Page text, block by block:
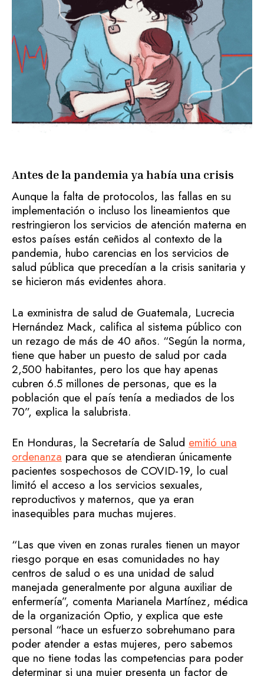
Antes de la pandemia ya había una crisis
Aunque la falta de protocolos, las fallas en su
implementación o incluso los lineamientos que
restringieron los servicios de atención materna en
estos países están ceñidos al contexto de la
pandemia, hubo carencias en los servicios de
salud pública que precedían a la crisis sanitaria y
se hicieron más evidentes ahora.
La exministra de salud de Guatemala, Lucrecia
Hernández Mack, califica al sistema público con
un rezago de más de 40 años. “Según la norma,
tiene que haber un puesto de salud por cada
2,500 habitantes, pero los que hay apenas
cubren 6.5 millones de personas, que es la
población que el país tenía a mediados de los
70”, explica la salubrista.
En Honduras, la Secretaría de Salud emitió una
ordenanza para que se atendieran únicamente
pacientes sospechosos de COVID-19, lo cual
limitó el acceso a los servicios sexuales,
reproductivos y maternos, que ya eran
inasequibles para muchas mujeres.
“Las que viven en zonas rurales tienen un mayor
riesgo porque en esas comunidades no hay
centros de salud o es una unidad de salud
manejada generalmente por alguna auxiliar de
enfermería”, comenta Marianela Martínez, médica
de la organización Optio, y explica que este
personal “hace un esfuerzo sobrehumano para
poder atender a estas mujeres, pero sabemos
que no tiene todas las competencias para poder
determinar si una mujer presenta un factor de